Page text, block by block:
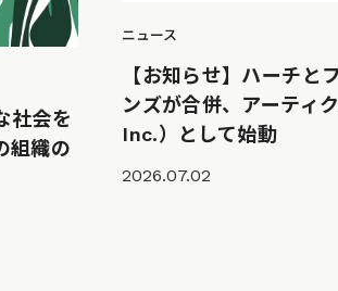
社会を
組織の
ニュース
【お知らせ】ハーチと
ンズが合併、アーティ
Inc.）として始動
2026.07.02